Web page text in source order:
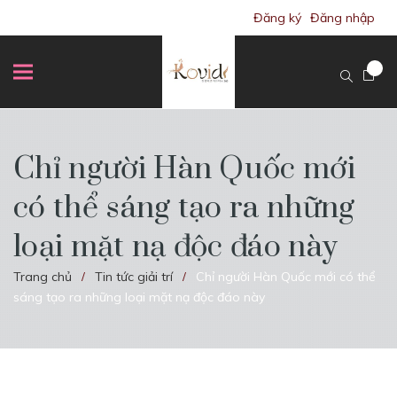
Đăng ký Đăng nhập
Chỉ người Hàn Quốc mới
có thể sáng tạo ra những
loại mặt nạ độc đáo này
Trang chủ / Tin tức giải trí /
Chỉ người Hàn Quốc mới có thể
sáng tạo ra những loại mặt nạ độc đáo này